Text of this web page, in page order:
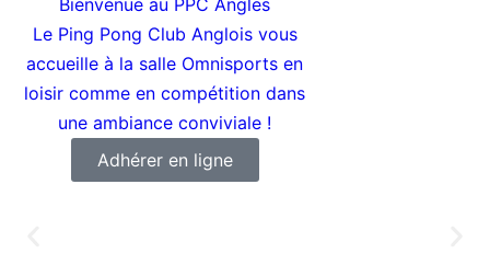
Bienvenue au PPC Angles
Le Ping Pong Club Anglois vous
accueille à la salle Omnisports en
loisir comme en compétition dans
une ambiance conviviale !
Adhérer en ligne